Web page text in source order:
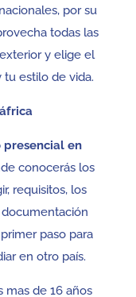
por su
todas las
y elige el
estilo de vida.
presencial en
conocerás los
requisitos, los
paso para
en otro país.
mas de 16 años